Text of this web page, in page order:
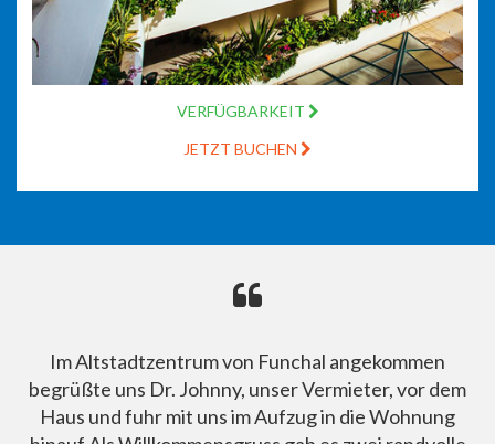
VERFÜGBARKEIT
JETZT BUCHEN
Im Altstadtzentrum von Funchal angekommen
begrüßte uns Dr. Johnny, unser Vermieter, vor dem
Haus und fuhr mit uns im Aufzug in die Wohnung